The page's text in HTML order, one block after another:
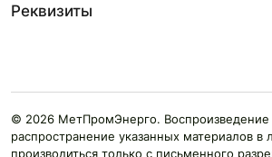
Реквизиты
© 2026 МетПромЭнерго. Воспроизведение
распространение указанных материалов
производиться только с письменного